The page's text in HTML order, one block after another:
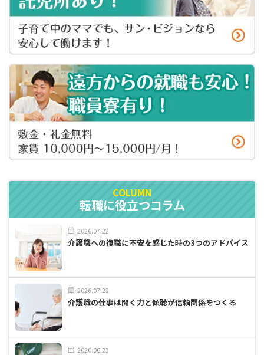
転職に役立つコラム
2026.07.22
介護職への復職に不安を感じた時の3つのアドバイス
2026.07.22
介護職の仕事は聞く力と傾聴が信頼関係をつくる
2026.06.23